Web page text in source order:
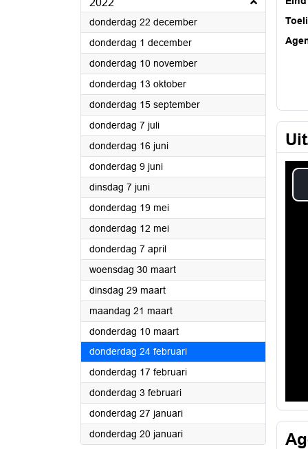
2022
donderdag 22 december2022
donderdag 1 december2022
donderdag 10 november2022
donderdag 13 oktober2022
donderdag 15 september2022
donderdag 7 juli2022
donderdag 16 juni2022
donderdag 9 juni2022
dinsdag 7 juni2022
donderdag 19 mei2022
donderdag 12 mei2022
donderdag 7 april2022
woensdag 30 maart2022
dinsdag 29 maart2022
maandag 21 maart2022
donderdag 10 maart2022
donderdag 24 februari2022
donderdag 17 februari2022
donderdag 3 februari2022
donderdag 27 januari2022
donderdag 20 januari2022